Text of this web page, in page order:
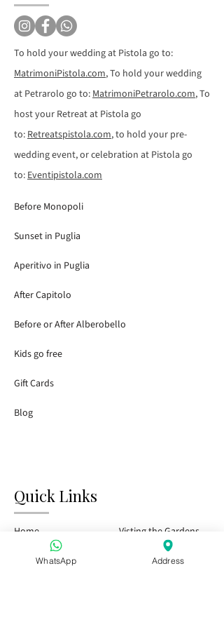
To hold your wedding at Pistola go to:
MatrimoniPistola.com, To hold your wedding
at Petrarolo go to:MatrimoniPetrarolo.com, To
host your Retreat at Pistola go
to:Retreatspistola.com, to hold your pre-
wedding event, or celebration at Pistola go
to:Eventipistola.com
Before Monopoli
Sunset in Puglia
Aperitivo in Puglia
After Capitolo
Before or After Alberobello
Kids go free
Gift Cards
Blog
Quick Links
Home
Tasting Bar
Visting the Gardens
Public Events
WhatsApp Address